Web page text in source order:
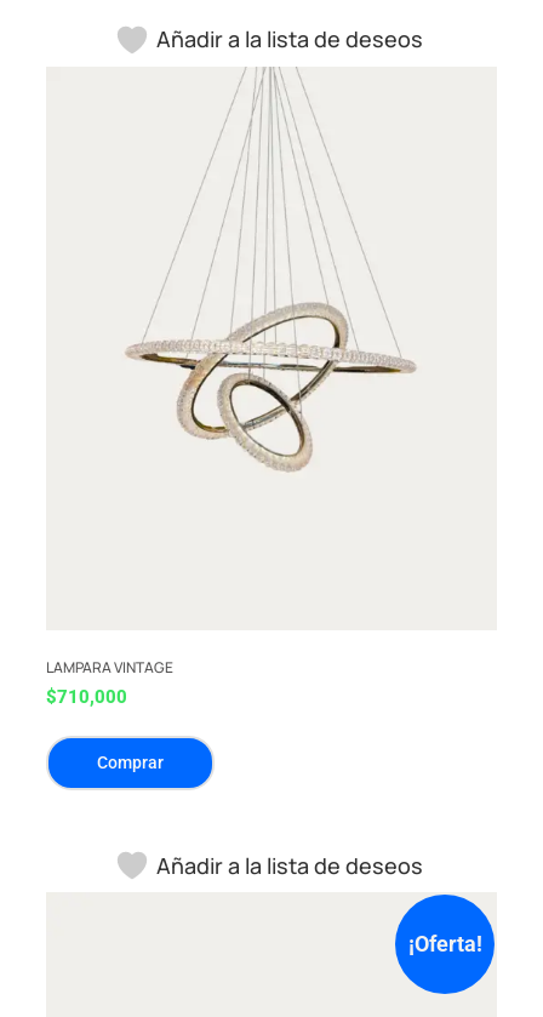
Añadir a la lista de deseos
LAMPARA VINTAGE
$710,000
Comprar
Añadir a la lista de deseos
¡Oferta!